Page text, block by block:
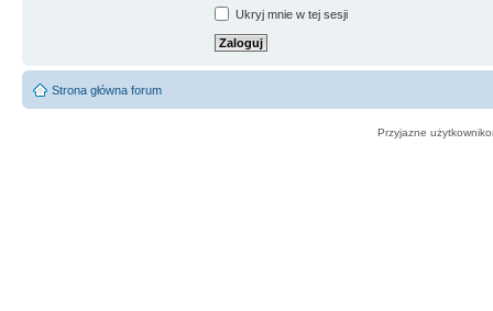
Ukryj mnie w tej sesji
Strona główna forum
Przyjazne